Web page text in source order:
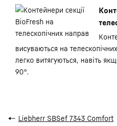
висуваються на
легко витягуються, навіть
90°.
← Liebherr SBSef 7343 Comfort